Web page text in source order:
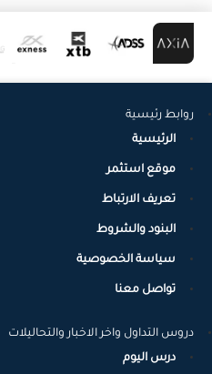
روابط رئيسية
الرئيسية
موقع استثمر
تعريف الارتباط
البنود والشروط
سياسة الخصوصية
تواصل معنا
دروس التداول واخر الاخبار والتحاليلات
درس اليوم